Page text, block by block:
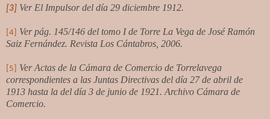
[3] Ver El Impulsor del día 29 diciembre 1912.
[4]
Ver pág. 145/146 del tomo I de Torre La Vega de José Ramón
Saiz Fernández. Revista Los Cántabros, 2006.
[5]
Ver Actas de la Cámara de Comercio de Torrelavega
correspondientes a las Juntas Directivas del día 27 de abril de
1913 hasta la del día 3 de junio de 1921. Archivo Cámara de
Comercio.